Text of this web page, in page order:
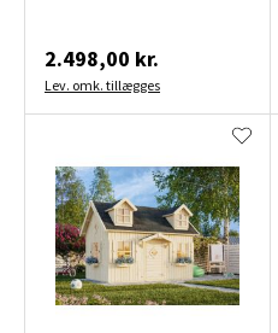
2.498,00 kr.
Lev. omk. tillægges